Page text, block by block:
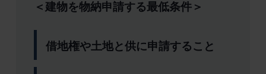
＜建物を物納申請する最低条件＞
借地権や土地と供に申請すること